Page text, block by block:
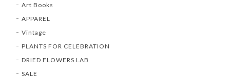
Art Books
APPAREL
Vintage
PLANTS FOR CELEBRATION
DRIED FLOWERS LAB
SALE